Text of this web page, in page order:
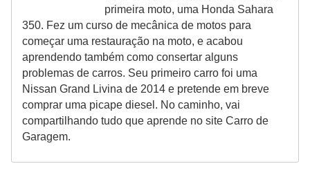
primeira moto, uma Honda Sahara
350. Fez um curso de mecânica de motos para
começar uma restauração na moto, e acabou
aprendendo também como consertar alguns
problemas de carros. Seu primeiro carro foi uma
Nissan Grand Livina de 2014 e pretende em breve
comprar uma picape diesel. No caminho, vai
compartilhando tudo que aprende no site Carro de
Garagem.